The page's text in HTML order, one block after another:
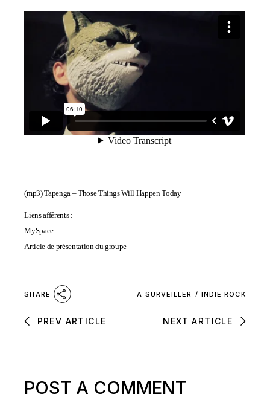
(mp3)Tapenga – Those Things Will Happen Today
Liens afférents :
MySpace
Article de présentation du groupe
SHARE À SURVEILLER / INDIE ROCK
PREV ARTICLE NEXT ARTICLE
POST A COMMENT